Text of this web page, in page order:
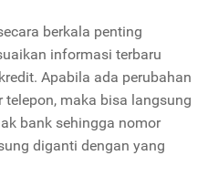
berkala penting
informasi terbaru
Apabila ada perubahan
maka bisa langsung
bank sehingga nomor
diganti dengan yang